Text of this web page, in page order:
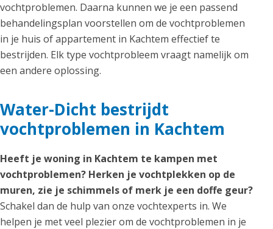
vochtproblemen. Daarna kunnen we je een passend
behandelingsplan voorstellen om de vochtproblemen
in je huis of appartement in Kachtem effectief te
bestrijden. Elk type vochtprobleem vraagt namelijk om
een andere oplossing.
Water-Dicht bestrijdt
vochtproblemen in Kachtem
Heeft je woning in Kachtem te kampen met
vochtproblemen? Herken je vochtplekken op de
muren, zie je schimmels of merk je een doffe geur?
Schakel dan de hulp van onze vochtexperts in. We
helpen je met veel plezier om de vochtproblemen in je